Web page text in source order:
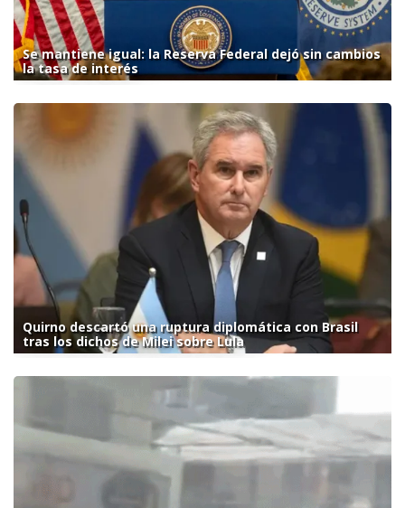
Se mantiene igual: la Reserva Federal dejó sin cambios
la tasa de interés
Quirno descartó una ruptura diplomática con Brasil
tras los dichos de Milei sobre Lula